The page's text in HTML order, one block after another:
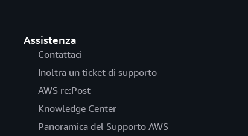
Assistenza
Contattaci
Inoltra un ticket di supporto
AWS re:Post
Knowledge Center
Panoramica del Supporto AWS